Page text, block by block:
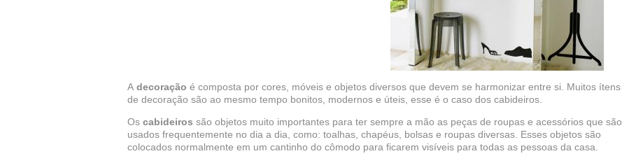
A decoração é composta por cores, móveis e objetos diversos que devem se harmonizar entre si. Muitos ítens
de decoração são ao mesmo tempo bonitos, modernos e úteis, esse é o caso dos cabideiros.
Os cabideiros são objetos muito importantes para ter sempre a mão as peças de roupas e acessórios que são
usados frequentemente no dia a dia, como: toalhas, chapéus, bolsas e roupas diversas. Esses objetos são
colocados normalmente em um cantinho do cômodo para ficarem visíveis para todas as pessoas da casa.